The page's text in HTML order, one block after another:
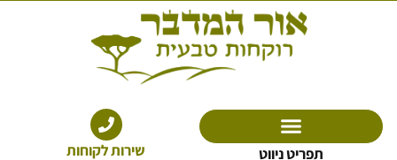
תפריט ניווט שירות לקוחות